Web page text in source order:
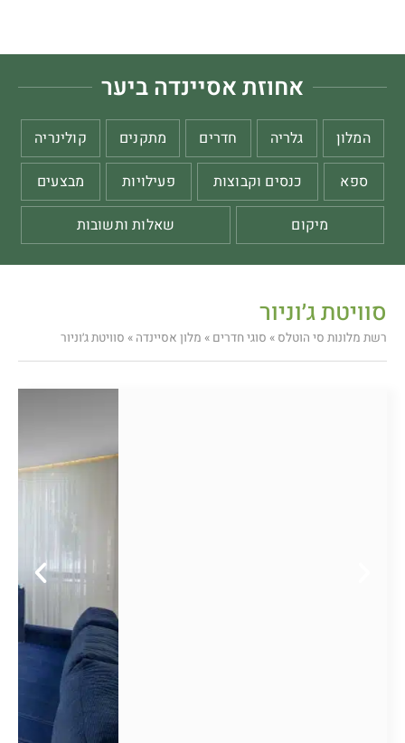
אחוזת אסיינדה ביער
המלון גלריה חדרים מתקנים
קולינריה
ספא
כנסים וקבוצות פעילויות
מבצעים
מיקום
שאלות ותשובות
סוויטת ג׳וניור
רשת מלונות סי הוטלס » סוגי חדרים » מלון אסיינדה » סוויטת ג׳וניור